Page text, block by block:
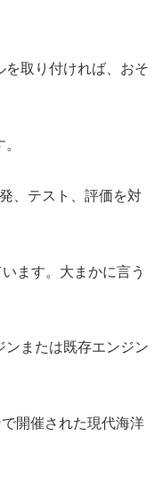
を取り付ければ、おそ
、テスト、評価を対
ます。大まかに言う
ンまたは既存エンジン
開催された現代海洋